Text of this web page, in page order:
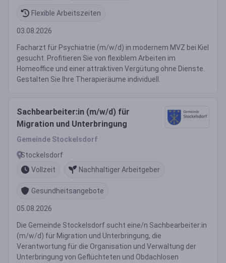
Flexible Arbeitszeiten
03.08.2026
Facharzt für Psychiatrie (m/w/d) in modernem MVZ bei Kiel
gesucht. Profitieren Sie von flexiblem Arbeiten im
Homeoffice und einer attraktiven Vergütung ohne Dienste.
Gestalten Sie Ihre Therapieräume individuell.
Sachbearbeiter:in (m/w/d) für
Migration und Unterbringung
Gemeinde Stockelsdorf
Stockelsdorf
Vollzeit
Nachhaltiger Arbeitgeber
Gesundheitsangebote
05.08.2026
Die Gemeinde Stockelsdorf sucht eine/n Sachbearbeiter:in
(m/w/d) für Migration und Unterbringung, die
Verantwortung für die Organisation und Verwaltung der
Unterbringung von Geflüchteten und Obdachlosen